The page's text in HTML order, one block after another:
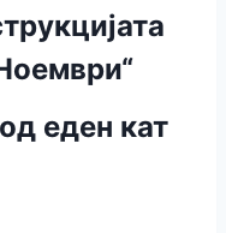
еден кат